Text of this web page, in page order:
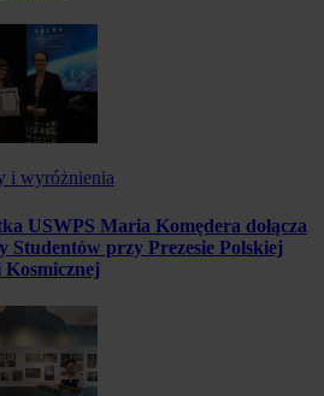
i wyróżnienia
USWPS Maria Komędera dołącza
Studentów przy Prezesie Polskiej
Kosmicznej